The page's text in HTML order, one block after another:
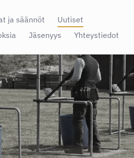
ja säännöt
Uutiset
Jäsenyys Yhteystiedot